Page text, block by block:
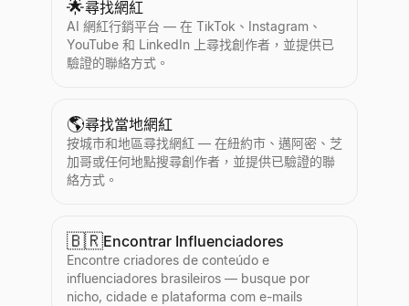
🌟尋找網紅
AI 網紅行銷平台 — 在 TikTok、Instagram、
YouTube 和 LinkedIn 上尋找創作者，並提供已
驗證的聯絡方式。
🌎尋找當地網紅
按城市和地區尋找網紅 — 在紐約市、邁阿密、芝
加哥或任何地點搜尋創作者，並提供已驗證的聯
絡方式。
🇧🇷Encontrar Influenciadores
Encontre criadores de conteúdo e
influenciadores brasileiros — busque por
nicho, cidade e plataforma com e-mails